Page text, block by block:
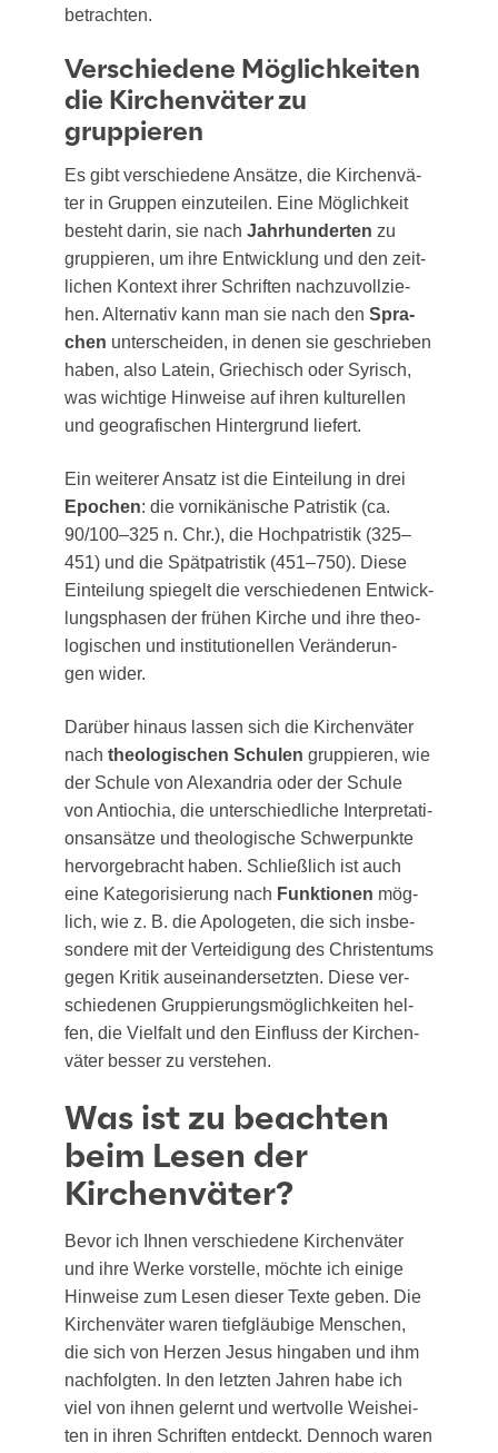
betrachten.
Verschiedene Möglichkeiten
die Kirchenväter zu
gruppieren
Es gibt ver­schie­de­ne Ansät­ze, die Kir­chen­vä­
ter in Grup­pen ein­zu­tei­len. Eine Mög­lich­keit
besteht dar­in, sie nach Jahr­hun­der­ten zu
grup­pie­ren, um ihre Ent­wick­lung und den zeit­
li­chen Kon­text ihrer Schrif­ten nach­zu­voll­zie­
hen. Alter­na­tiv kann man sie nach den Spra­
chen unter­schei­den, in denen sie geschrie­ben
haben, also Latein, Grie­chisch oder Syrisch,
was wich­ti­ge Hin­wei­se auf ihren kul­tu­rel­len
und geo­gra­fi­schen Hin­ter­grund liefert.
Ein wei­te­rer Ansatz ist die Ein­tei­lung in drei
Epo­chen: die vor­ni­kä­ni­sche Patris­tik (ca.
90/100–325 n. Chr.), die Hoch­pa­tris­tik (325–
451) und die Spät­pa­tris­tik (451–750). Die­se
Ein­tei­lung spie­gelt die ver­schie­de­nen Ent­wick­
lungs­pha­sen der frü­hen Kir­che und ihre theo­
lo­gi­schen und insti­tu­tio­nel­len Ver­än­de­run­
gen wider.
Dar­über hin­aus las­sen sich die Kir­chen­vä­ter
nach theo­lo­gi­schen Schu­len grup­pie­ren, wie
der Schu­le von Alex­an­dria oder der Schu­le
von Antio­chia, die unter­schied­li­che Inter­pre­ta­ti­
ons­an­sät­ze und theo­lo­gi­sche Schwer­punk­te
her­vor­ge­bracht haben. Schließ­lich ist auch
eine Kate­go­ri­sie­rung nach Funk­tio­nen mög­
lich, wie z. B. die Apo­lo­ge­ten, die sich ins­be­
son­de­re mit der Ver­tei­di­gung des Chris­ten­tums
gegen Kri­tik aus­ein­an­der­setz­ten. Die­se ver­
schie­de­nen Grup­pie­rungs­mög­lich­kei­ten hel­
fen, die Viel­falt und den Ein­fluss der Kir­chen­
vä­ter bes­ser zu verstehen.
Was ist zu beachten
beim Lesen der
Kirchenväter?
Bevor ich Ihnen ver­schie­de­ne Kir­chen­vä­ter
und ihre Wer­ke vor­stel­le, möch­te ich eini­ge
Hin­wei­se zum Lesen die­ser Tex­te geben. Die
Kir­chen­vä­ter waren tief­gläu­bi­ge Men­schen,
die sich von Her­zen Jesus hin­ga­ben und ihm
nach­folg­ten. In den letz­ten Jah­ren habe ich
viel von ihnen gelernt und wert­vol­le Weis­hei­
ten in ihren Schrif­ten ent­deckt. Den­noch waren